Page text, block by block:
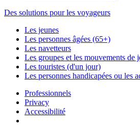
Des solutions pour les voyageurs
Les jeunes
Les personnes âgées (65+)
Les navetteurs
Les groupes et les mouvements de
Les touristes (d'un jour)
Les personnes handicapées ou les
Professionnels
Privacy
Accessibilité